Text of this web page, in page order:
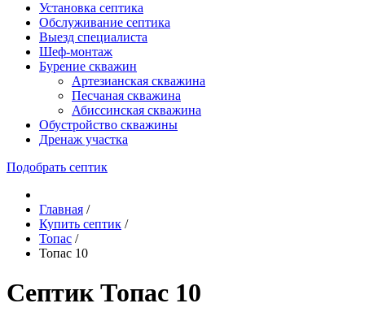
Установка септика
Обслуживание септика
Выезд специалиста
Шеф-монтаж
Бурение скважин
Артезианская скважина
Песчаная скважина
Абиссинская скважина
Обустройство скважины
Дренаж участка
Подобрать септик
Главная /
Купить септик /
Топас /
Топас 10
Септик Топас 10